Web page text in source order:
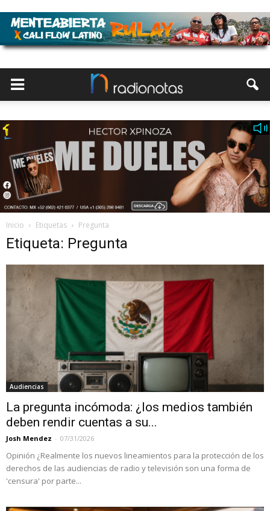
Inicio Etiquetas Pregunta
Etiqueta: Pregunta
Audiencias
La pregunta incómoda: ¿los medios también
deben rendir cuentas a su...
Josh Mendez - 07/31/2026
Opinión ¿Realmente los nuevos lineamientos para la protección de los
derechos de las audiencias de radio y televisión son una forma de
'censura' por parte...